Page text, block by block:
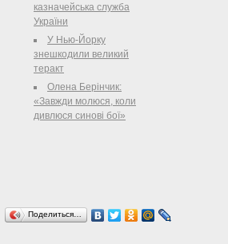
казначейська служба
України
У Нью-Йорку
знешкодили великий
теракт
Олена Берінчик:
«Завжди молюся, коли
дивлюся синові бої»
Поделиться…